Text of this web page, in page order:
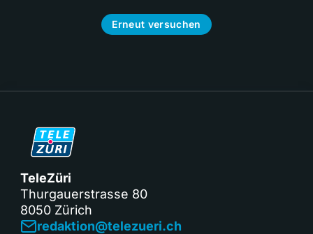
Erneut versuchen
TeleZüri
Thurgauerstrasse 80
8050 Zürich
redaktion@telezueri.ch